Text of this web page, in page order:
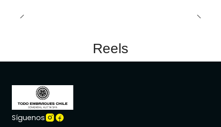
Reels
Síguenos